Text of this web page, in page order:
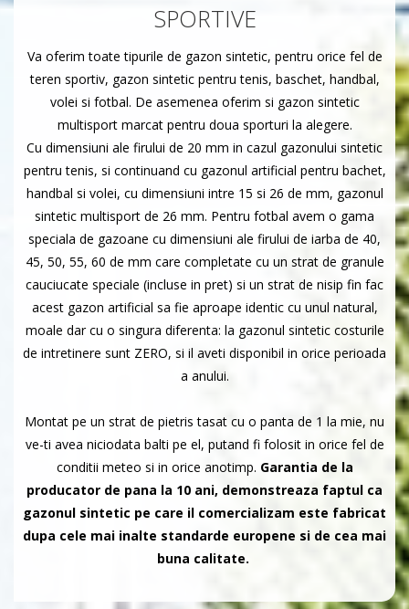
SPORTIVE
Va oferim toate tipurile de gazon sintetic, pentru orice fel de
teren sportiv, gazon sintetic pentru tenis, baschet, handbal,
volei si fotbal. De asemenea oferim si gazon sintetic
multisport marcat pentru doua sporturi la alegere.
Cu dimensiuni ale firului de 20 mm in cazul gazonului sintetic
pentru tenis, si continuand cu gazonul artificial pentru bachet,
handbal si volei, cu dimensiuni intre 15 si 26 de mm, gazonul
sintetic multisport de 26 mm. Pentru fotbal avem o gama
speciala de gazoane cu dimensiuni ale firului de iarba de 40,
45, 50, 55, 60 de mm care completate cu un strat de granule
cauciucate speciale (incluse in pret) si un strat de nisip fin fac
acest gazon artificial sa fie aproape identic cu unul natural,
moale dar cu o singura diferenta: la gazonul sintetic costurile
de intretinere sunt ZERO, si il aveti disponibil in orice perioada
a anului.
Montat pe un strat de pietris tasat cu o panta de 1 la mie, nu
ve-ti avea niciodata balti pe el, putand fi folosit in orice fel de
conditii meteo si in orice anotimp. Garantia de la
producator de pana la 10 ani, demonstreaza faptul ca
gazonul sintetic pe care il comercializam este fabricat
dupa cele mai inalte standarde europene si de cea mai
buna calitate.